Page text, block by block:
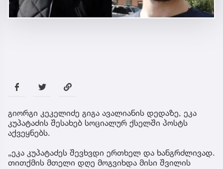
გიორგი კეკელიძე გიგა ავალიანის დედაზე, ეკა
კუპატაძის შესახებ სოციალურ ქსელში პოსტს
აქვეყნებს.
„ეკა კუპატაძეს შევხვდი ერთხელ და ხანგრძლივად.
თითქმის მთელი დღე მოგვიხდა მისი შვილის